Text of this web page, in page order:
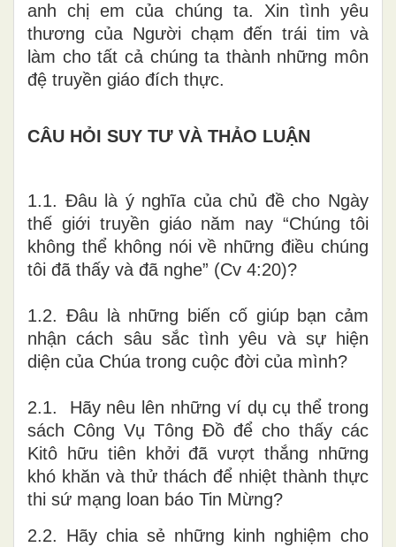
anh chị em của chúng ta. Xin tình yêu
thương của Người chạm đến trái tim và
làm cho tất cả chúng ta thành những môn
đệ truyền giáo đích thực.
CÂU HỎI SUY TƯ VÀ THẢO LUẬN
1.1. Đâu là ý nghĩa của chủ đề cho Ngày
thế giới truyền giáo năm nay “Chúng tôi
không thể không nói về những điều chúng
tôi đã thấy và đã nghe” (Cv 4:20)?
1.2. Đâu là những biến cố giúp bạn cảm
nhận cách sâu sắc tình yêu và sự hiện
diện của Chúa trong cuộc đời của mình?
2.1. Hãy nêu lên những ví dụ cụ thể trong
sách Công Vụ Tông Đồ để cho thấy các
Kitô hữu tiên khởi đã vượt thắng những
khó khăn và thử thách để nhiệt thành thực
thi sứ mạng loan báo Tin Mừng?
2.2. Hãy chia sẻ những kinh nghiệm cho